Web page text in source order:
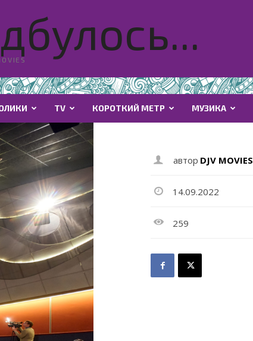
TV КОРОТКИЙ МЕТР МУЗИКА
автор DJV MOVIES
14.09.2022
259